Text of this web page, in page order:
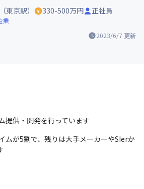
2023/6/7 更新
東京駅） 330-500万円 正社員
業
提供・開発を行っています
ムが5割で、残りは大手メーカーやSIerか